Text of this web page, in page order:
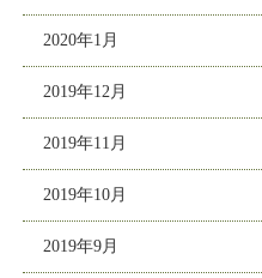
2020年1月
2019年12月
2019年11月
2019年10月
2019年9月